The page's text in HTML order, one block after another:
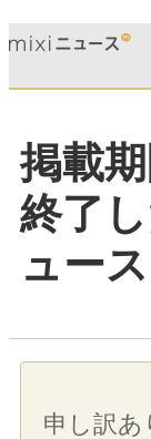
掲載
終了
ュース
申し訳あ